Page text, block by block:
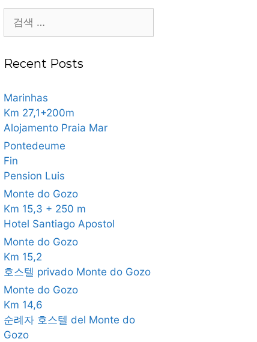
색:
Recent Posts
Marinhas
Km 27,1+200m
Alojamento Praia Mar
Pontedeume
Fin
Pension Luis
Monte do Gozo
Km 15,3 + 250 m
Hotel Santiago Apostol
Monte do Gozo
Km 15,2
호스텔 privado Monte do Gozo
Monte do Gozo
Km 14,6
순례자 호스텔 del Monte do
Gozo